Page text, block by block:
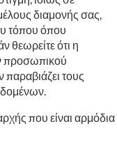
διαμονής σας,
τόπου όπου
θεωρείτε ότι η
προσωπικού
τους
που είναι αρμόδια